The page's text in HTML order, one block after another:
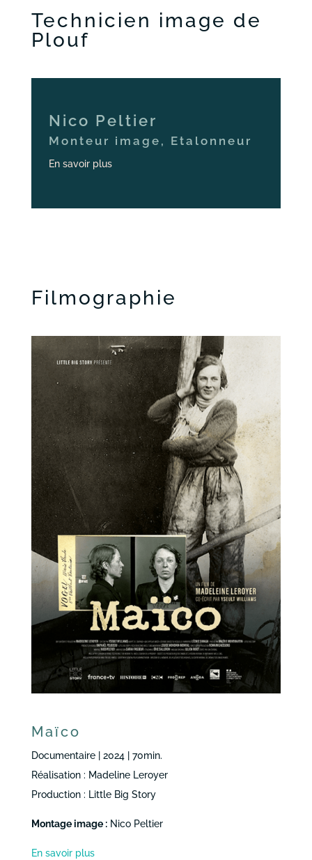
Technicien image de
Plouf
Nico Peltier
Monteur image, Etalonneur
En savoir plus
Filmographie
Maïco
Documentaire | 2024 | 70min.
Réalisation : Madeline Leroyer
Production : Little Big Story
Montage image :Nico Peltier
En savoir plus